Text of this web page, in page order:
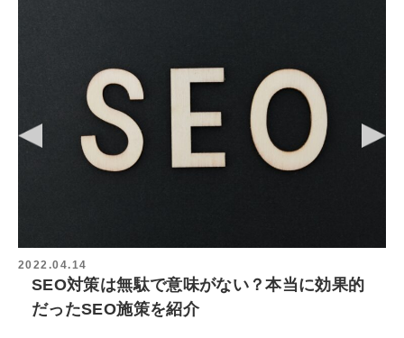
2022.04.14
SEO対策は無駄で意味がない？本当に効果的
だったSEO施策を紹介